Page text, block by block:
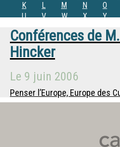
K
L M N O
U
V W X Y
Conférences de M.
Hincker
Le 9 juin 2006
Penser l’Europe, Europe des